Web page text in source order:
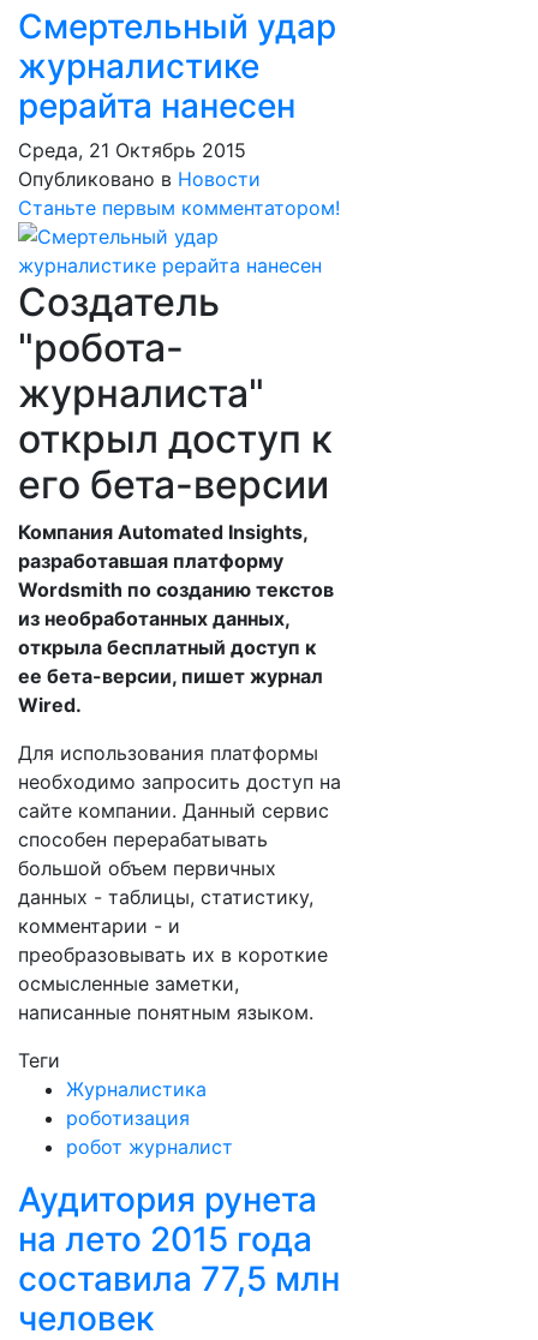
Смертельный удар
журналистике
рерайта нанесен
Среда, 21 Октябрь 2015
Опубликовано в Новости
Станьте первым комментатором!
Создатель
"робота-
журналиста"
открыл доступ к
его бета-версии
Компания Automated Insights,
разработавшая платформу
Wordsmith по созданию текстов
из необработанных данных,
открыла бесплатный доступ к
ее бета-версии, пишет журнал
Wired.
Для использования платформы
необходимо запросить доступ на
сайте компании. Данный сервис
способен перерабатывать
большой объем первичных
данных - таблицы, статистику,
комментарии - и
преобразовывать их в короткие
осмысленные заметки,
написанные понятным языком.
Теги
Журналистика
роботизация
робот журналист
Аудитория рунета
на лето 2015 года
составила 77,5 млн
человек